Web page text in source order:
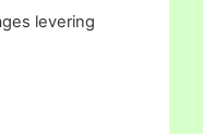
levering